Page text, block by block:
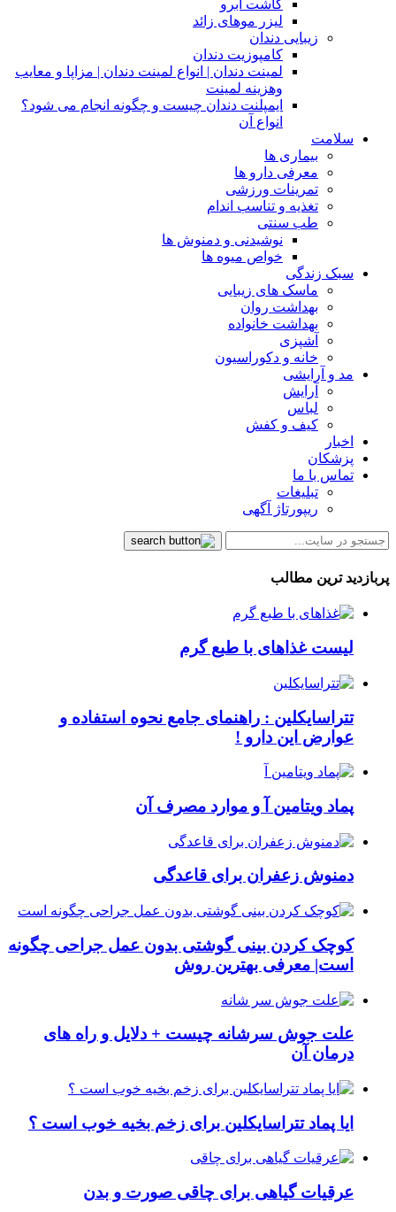
کاشت ابرو
لیزر موهای زائد
زیبایی دندان
کامپوزیت دندان
لمینت دندان | انواع لمینت دندان | مزاپا و معایب
وهزینه لمینت
ایمپلنت دندان چیست و چگونه انجام می شود؟
انواع آن
سلامت
بیماری ها
معرفی دارو ها
تمرینات ورزشی
تغذیه و تناسب اندام
طب سنتی
نوشیدنی و دمنوش ها
خواص میوه ها
سبک زندگی
ماسک های زیبایی
بهداشت روان
بهداشت خانواده
آشپزی
خانه و دکوراسیون
مد و آرایشی
آرایش
لباس
کیف و کفش
اخبار
پزشکان
تماس با ما
تبلیغات
ریپورتاژ آگهی
پربازدید ترین مطالب
لیست غذاهای با طبع گرم
تتراسایکلین : راهنمای جامع نحوه استفاده و
عوارض این دارو !
پماد ویتامین آ و موارد مصرف آن
دمنوش زعفران برای قاعدگی
کوچک کردن بینی گوشتی بدون عمل جراحی چگونه
است| معرفی بهترین روش
علت جوش سرشانه چیست + دلایل و راه های
درمان آن
ایا پماد تتراسایکلین برای زخم بخیه خوب است ؟
عرقیات گیاهی برای چاقی صورت و بدن